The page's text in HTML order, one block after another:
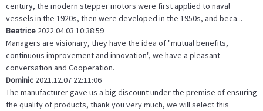
century, the modern stepper motors were first applied to naval
vessels in the 1920s, then were developed in the 1950s, and beca...
Beatrice 2022.04.03 10:38:59
Managers are visionary, they have the idea of "mutual benefits,
continuous improvement and innovation", we have a pleasant
conversation and Cooperation.
Dominic 2021.12.07 22:11:06
The manufacturer gave us a big discount under the premise of ensuring
the quality of products, thank you very much, we will select this